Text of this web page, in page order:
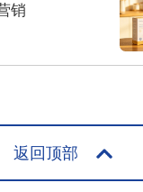
销
返回顶部